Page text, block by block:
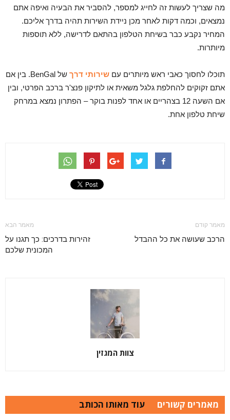
מה שצריך לעשות זה לחייג למספר, להסביר את הבעיה ואיפה אתם
נמצאים, וכמה דקות לאחר מכן ניידת השירות תהיה בדרך אליכם.
המחיר נקבע כבר בשיחת הטלפון בהתאם לדרישה, ללא תוספות
מיותרות.
תוכלו לחסוך כאבי ראש מיותרים עם שירותי דרך
של BenGal. בין אם
אתם זקוקים להחלפת גלגל משאית או לתיקון פנצ'ר ברכב הפרטי, ובין
אם השעה 12 בצהריים או אחד לפנות בוקר – הפתרון נמצא במרחק
שיחת טלפון אחת.
מאמר קודם
הרכב שעושה את כל ההבדל
מאמר הבא
זהירות בדרכים: כך תגנו על
המכונית שלכם
צוות המגזין
מאמרים קשורים עוד מאותו הכותב